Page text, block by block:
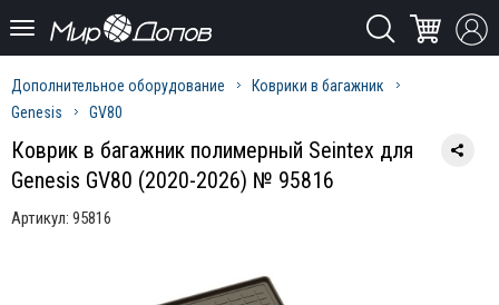
Дополнительное оборудование
Коврики в багажник
Genesis
GV80
Коврик в багажник полимерный Seintex для
Genesis GV80 (2020-2026) № 95816
Артикул: 95816